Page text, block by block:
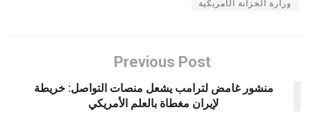
وزارة الخزانة الأمريكية
Previous Post
منشور غامض لترامب يشعل منصات التواصل: خريطة
لإيران مغطاة بالعلم الأمريكي